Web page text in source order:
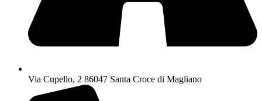
Via Cupello, 2 86047 Santa Croce di Magliano